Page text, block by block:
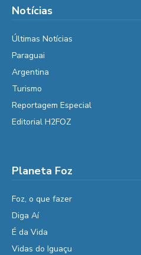
Notícias
Últimas Notícias
Paraguai
Argentina
Turismo
Reportagem Especial
Editorial H2FOZ
Planeta Foz
Foz, o que fazer
Diga Aí
É da Vida
Vidas do Iguaçu